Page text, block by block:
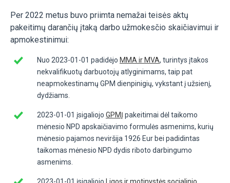
Per 2022 metus buvo priimta nemažai teisės aktų
pakeitimų darančių įtaką darbo užmokesčio skaičiavimui ir
apmokestinimui:
Nuo 2023-01-01 padidėjo MMA ir MVA, turintys įtakos
nekvalifikuotų darbuotojų atlyginimams, taip pat
neapmokestinamų GPM dienpinigių, vykstant į užsienį,
dydžiams.
2023-01-01 įsigaliojo GPMĮ pakeitimai dėl taikomo
mėnesio NPD apskaičiavimo formulės asmenims, kurių
mėnesio pajamos neviršija 1926 Eur bei padidintas
taikomas mėnesio NPD dydis riboto darbingumo
asmenims.
2023-01-01 įsigaliojo Ligos ir motinystės socialinio